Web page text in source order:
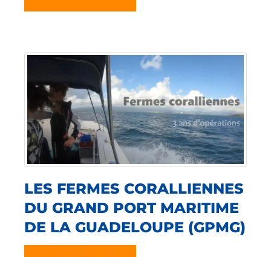
LES FERMES CORALLIENNES
DU GRAND PORT MARITIME
DE LA GUADELOUPE (GPMG)